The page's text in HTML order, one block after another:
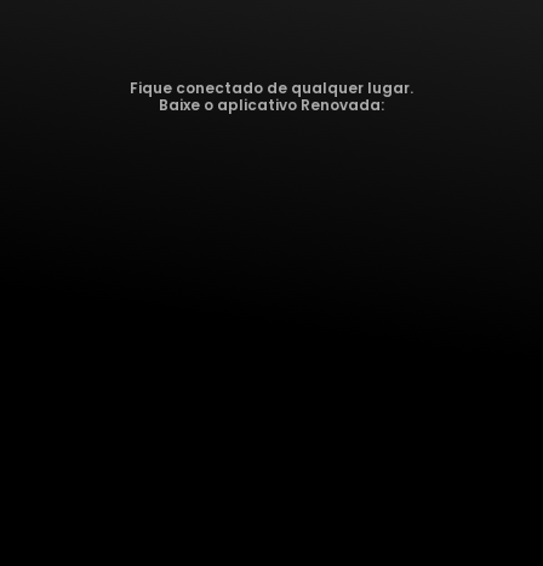
Fique conectado de qualquer lugar.
Baixe o aplicativo Renovada: